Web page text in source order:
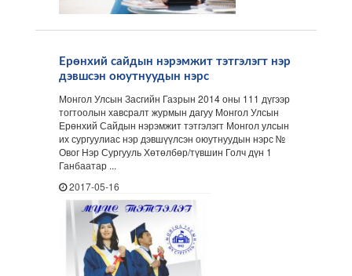
Ерөнхий сайдын нэрэмжит тэтгэлэгт нэр
дэвшсэн оюутнуудын нэрс
Монгол Улсын Засгийн Газрын 2014 оны 111 дүгээр
тогтоолын хавсралт журмын дагуу Монгол Улсын
Ерөнхий Сайдын нэрэмжит тэтгэлэгт Монгол улсын
их сургуулиас нэр дэвшүүлсэн оюутнуудын нэрс №
Овог Нэр Сургууль Хөтөлбөр/түвшин Голч дүн 1
Ганбаатар ...
2017-05-16